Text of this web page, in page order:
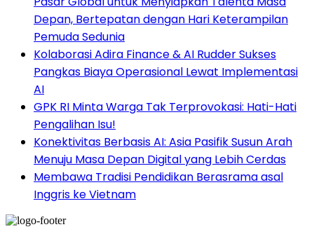
Depan, Bertepatan dengan Hari Keterampilan
Pemuda Sedunia
Kolaborasi Adira Finance & AI Rudder Sukses
Pangkas Biaya Operasional Lewat Implementasi
AI
GPK RI Minta Warga Tak Terprovokasi: Hati-Hati
Pengalihan Isu!
Konektivitas Berbasis AI: Asia Pasifik Susun Arah
Menuju Masa Depan Digital yang Lebih Cerdas
Membawa Tradisi Pendidikan Berasrama asal
Inggris ke Vietnam